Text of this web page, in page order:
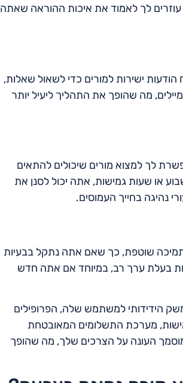
עוזרים לך לאמוד את איכות ההוראה שאתה
ישירות למורים כדי לשאול שאלות,
מה שהופך את התהליך ליעיל יותר
לך למצוא מורים שיכולים להתאים
או שעות גמישות, אתה יכול לסנן את
נהיגה בחייך העמוסים.
שוטפת, כך שאם אתה נתקל בבעיות
בעלת ערך רב, במיוחד אם אתה חדש
הידידותי למשתמש שלה, הפרופילים
מערכת התשלומים המאובטחת
העונה על הצרכים שלך, מה שהופך